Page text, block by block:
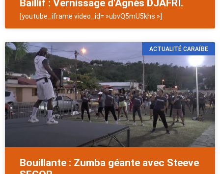
Baillif : Vernissage d'Agnès DJAFRI.
[youtube_iframe video_id= »ubvQ5mU5khs »]
ACTUALITÉ CARAÏBE
Bouillante : Zumba géante avec Steeve